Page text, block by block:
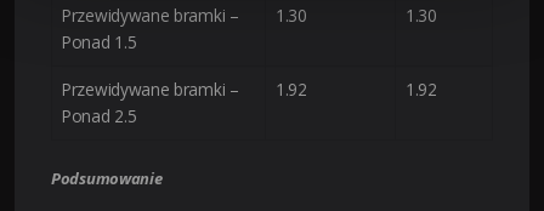
Przewidywane bramki –
Ponad 1.5
1.30 1.30
Przewidywane bramki –
Ponad 2.5
1.92 1.92
Podsumowanie